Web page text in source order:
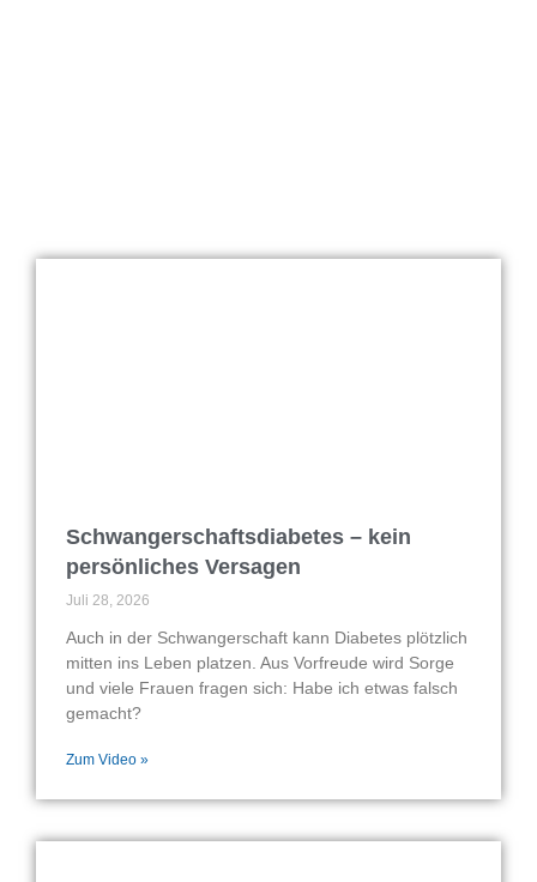
Schwangerschaftsdiabetes – kein
persönliches Versagen
Juli 28, 2026
Auch in der Schwangerschaft kann Diabetes plötzlich
mitten ins Leben platzen. Aus Vorfreude wird Sorge
und viele Frauen fragen sich: Habe ich etwas falsch
gemacht?
Zum Video »